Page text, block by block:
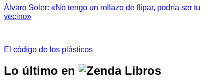
Álvaro Soler: «No tengo un rollazo de flipar, podría ser tu
vecino»
El código de los plásticos
Lo último en